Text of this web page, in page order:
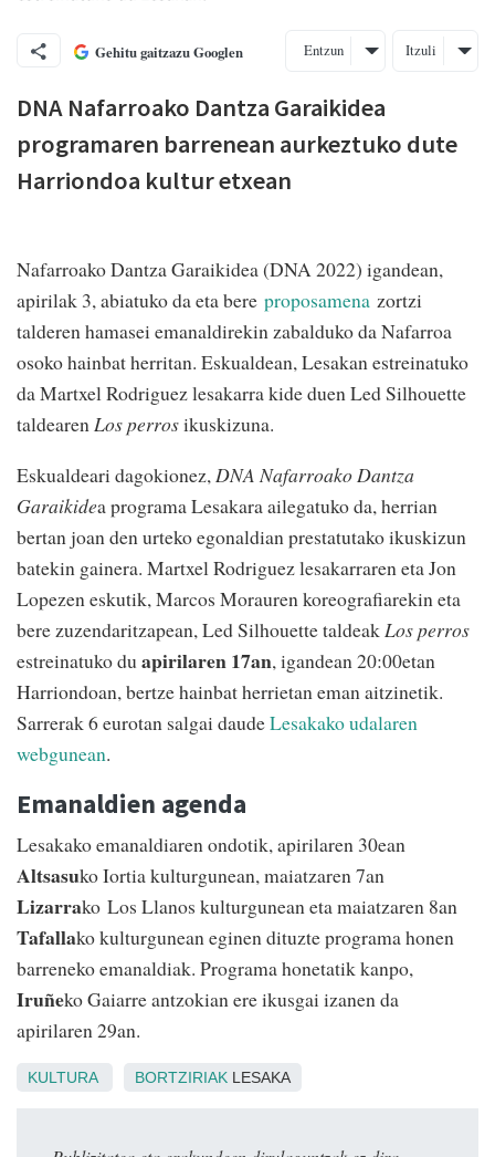
Gehitu gaitzazu Googlen Entzun Itzuli
DNA Nafarroako Dantza Garaikidea
programaren barrenean aurkeztuko dute
Harriondoa kultur etxean
Nafarroako Dantza Garaikidea (DNA 2022) igandean,
apirilak 3, abiatuko da eta bere proposamena zortzi
talderen hamasei emanaldirekin zabalduko da Nafarroa
osoko hainbat herritan. Eskualdean, Lesakan estreinatuko
da Martxel Rodriguez lesakarra kide duen Led Silhouette
taldearenLos perrosikuskizuna.
Eskualdeari dagokionez,DNA Nafarroako Dantza
Garaikidea programa Lesakara ailegatuko da, herrian
bertan joan den urteko egonaldian prestatutako ikuskizun
batekin gainera. Martxel Rodriguez lesakarraren eta Jon
Lopezen eskutik, Marcos Morauren koreografiarekin eta
bere zuzendaritzapean, Led Silhouette taldeakLos perros
estreinatuko duapirilaren 17an, igandean 20:00etan
Harriondoan, bertze hainbat herrietan eman aitzinetik.
Sarrerak 6 eurotan salgai daudeLesakako udalaren
webgunean.
Emanaldien agenda
Lesakako emanaldiaren ondotik, apirilaren 30ean
Altsasuko Iortia kulturgunean, maiatzaren 7an
Lizarrako Los Llanos kulturgunean eta maiatzaren 8an
Tafallako kulturgunean eginen dituzte programa honen
barreneko emanaldiak. Programa honetatik kanpo,
Iruñeko Gaiarre antzokian ere ikusgai izanen da
apirilaren 29an.
KULTURA BORTZIRIAK LESAKA